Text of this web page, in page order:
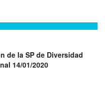
de la SP de Diversidad
14/01/2020